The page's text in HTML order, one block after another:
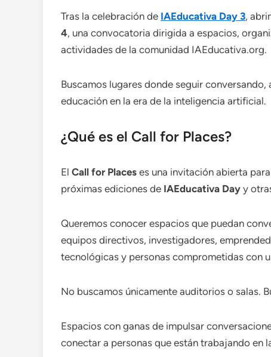
Tras la celebración de IAEducativa Day 3,
4, una convocatoria dirigida a espacios,
actividades de la comunidad IAEducativa.org.
Buscamos lugares donde seguir
educación en la era de la inteligencia artificial.
¿Qué es el Call for Places?
El Call for Places es una invitación abierta
próximas ediciones de IAEducativa Day y
Queremos conocer espacios que puedan
equipos directivos, investigadores,
tecnológicas y personas comprometidas con
No buscamos únicamente auditorios o salas.
Espacios con ganas de impulsar
conectar a personas que están trabajando